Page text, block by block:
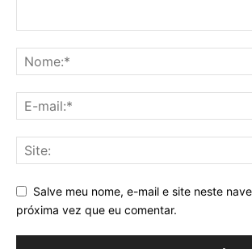
Salve meu nome, e-mail e site neste
próxima vez que eu comentar.